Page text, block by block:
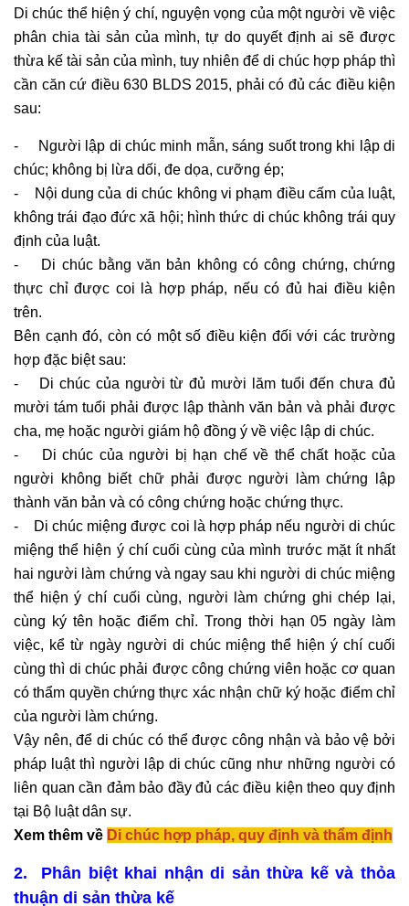
Di chúc thể hiện ý chí, nguyện vọng của một người về việc
phân chia tài sản của mình, tự do quyết định ai sẽ được
thừa kế tài sản của mình, tuy nhiên để di chúc hợp pháp thì
cần căn cứ điều 630 BLDS 2015, phải có đủ các điều kiện
sau:
- Người lập di chúc minh mẫn, sáng suốt trong khi lập di
chúc; không bị lừa dối, đe dọa, cưỡng ép;
- Nội dung của di chúc không vi phạm điều cấm của luật,
không trái đạo đức xã hội; hình thức di chúc không trái quy
định của luật.
- Di chúc bằng văn bản không có công chứng, chứng
thực chỉ được coi là hợp pháp, nếu có đủ hai điều kiện
trên.
Bên cạnh đó, còn có một số điều kiện đối với các trường
hợp đặc biệt sau:
- Di chúc của người từ đủ mười lăm tuổi đến chưa đủ
mười tám tuổi phải được lập thành văn bản và phải được
cha, mẹ hoặc người giám hộ đồng ý về việc lập di chúc.
- Di chúc của người bị hạn chế về thể chất hoặc của
người không biết chữ phải được người làm chứng lập
thành văn bản và có công chứng hoặc chứng thực.
- Di chúc miệng được coi là hợp pháp nếu người di chúc
miệng thể hiện ý chí cuối cùng của mình trước mặt ít nhất
hai người làm chứng và ngay sau khi người di chúc miệng
thể hiện ý chí cuối cùng, người làm chứng ghi chép lại,
cùng ký tên hoặc điểm chỉ. Trong thời hạn 05 ngày làm
việc, kể từ ngày người di chúc miệng thể hiện ý chí cuối
cùng thì di chúc phải được công chứng viên hoặc cơ quan
có thẩm quyền chứng thực xác nhận chữ ký hoặc điểm chỉ
của người làm chứng.
Vậy nên, để di chúc có thể được công nhận và bảo vệ bởi
pháp luật thì người lập di chúc cũng như những người có
liên quan cần đảm bảo đầy đủ các điều kiện theo quy định
tại Bộ luật dân sự.
Xem thêm về Di chúc hợp pháp, quy định và thẩm định
2. Phân biệt khai nhận di sản thừa kế và thỏa
thuận di sản thừa kế